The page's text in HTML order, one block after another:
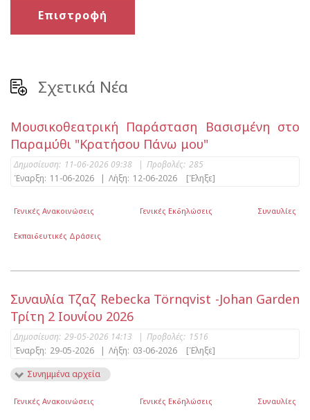
Επιστροφή
Σχετικά Νέα
Μουσικοθεατρική Παράσταση Βασισμένη στο
Παραμύθι "Κρατήσου Πάνω μου"
Δημοσίευση: 11-06-2026 09:38 | Προβολές: 285
Έναρξη: 11-06-2026 | Λήξη: 12-06-2026 [Έληξε]
Γενικές Ανακοινώσεις Γενικές Εκδηλώσεις Συναυλίες
Εκπαιδευτικές Δράσεις
Συναυλία Τζαζ Rebecka Törnqvist -Johan Garden
Τρίτη 2 Ιουνίου 2026
Δημοσίευση: 29-05-2026 14:13 | Προβολές: 1516
Έναρξη: 29-05-2026 | Λήξη: 03-06-2026
[Έληξε]
Συνημμένα αρχεία
Γενικές Ανακοινώσεις Γενικές Εκδηλώσεις Συναυλίες